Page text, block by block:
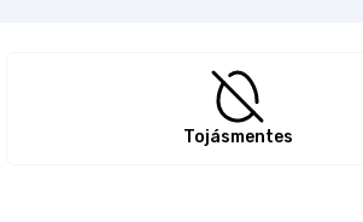
Tojásmentes